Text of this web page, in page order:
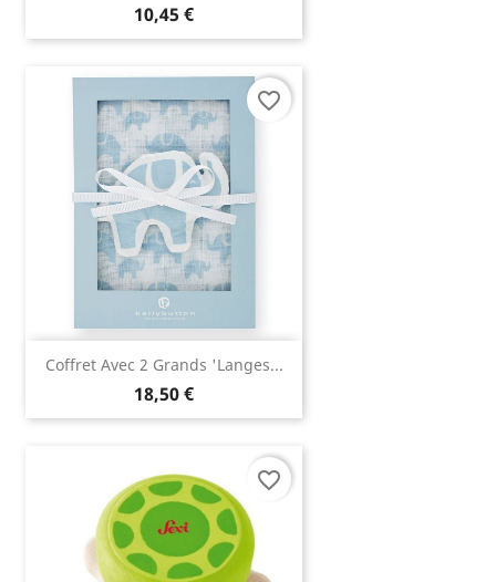
10,45 €
Coffret Avec 2 Grands 'langes...
18,50 €
favorite_border
favorite_border